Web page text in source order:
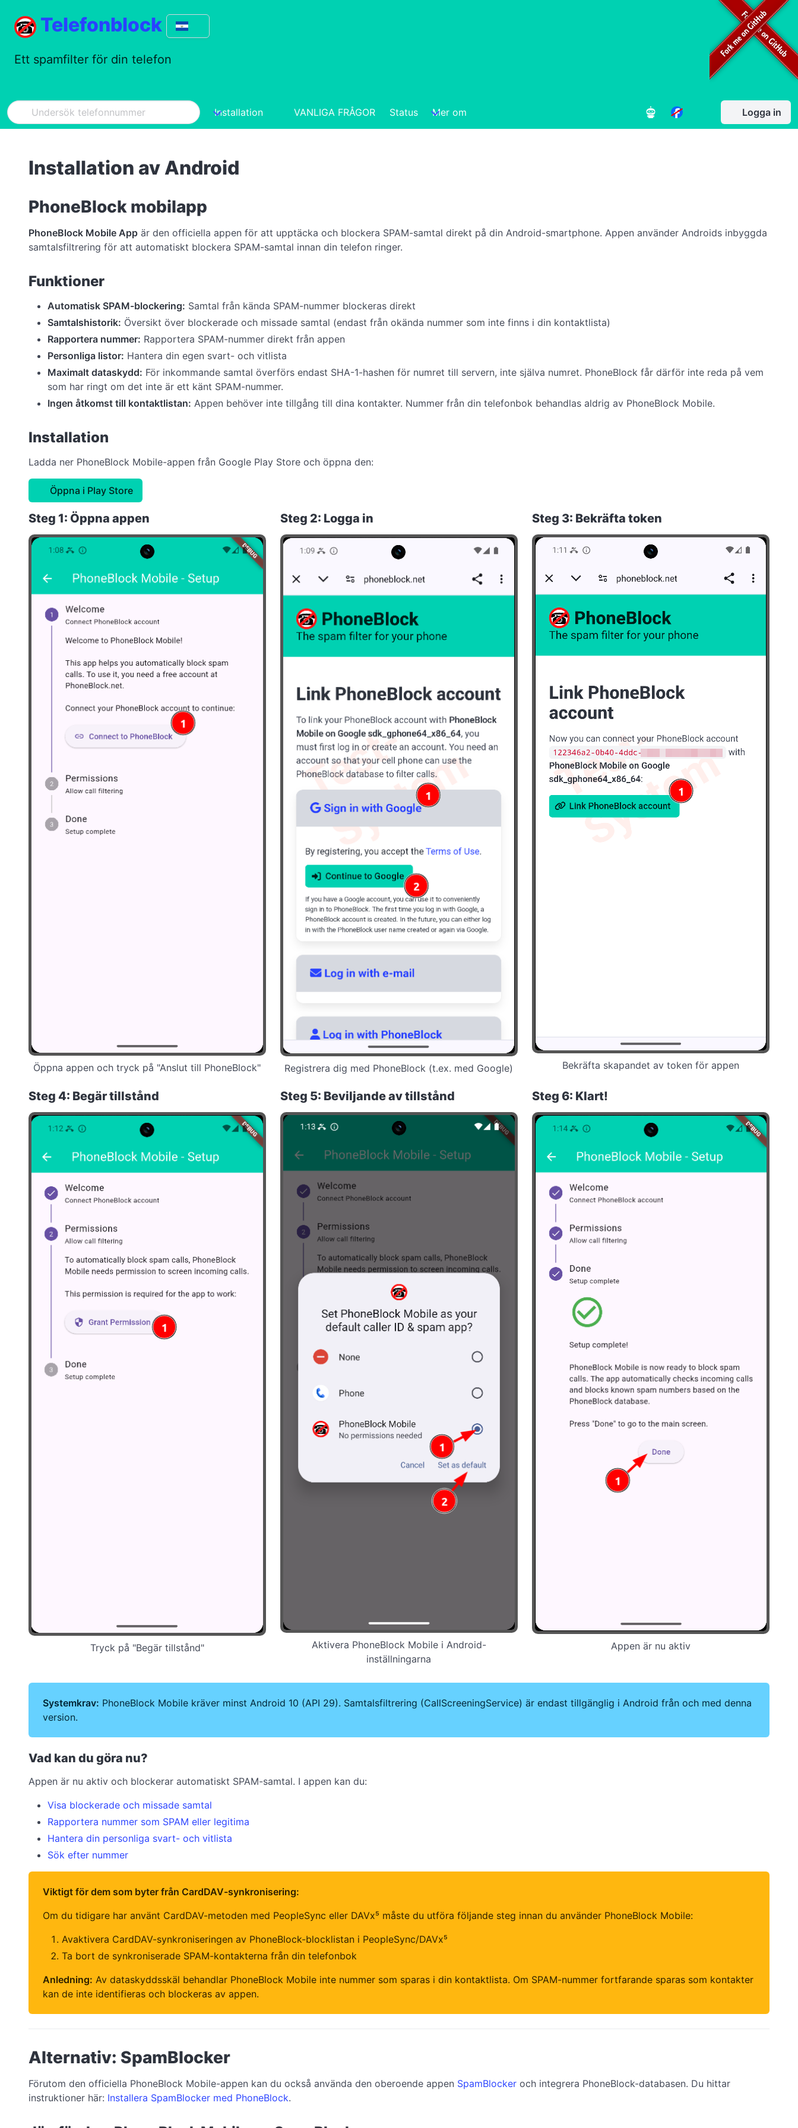
Telefonblock
Ett spamfilter för din telefon
Installation VANLIGA FRÅGOR Status Mer om Logga in
Installation av Android
PhoneBlock mobilapp
PhoneBlock Mobile App är den officiella appen för att upptäcka och blockera SPAM-samtal direkt på din Android-smartphone. Appen använder Androids inbyggda
samtalsfiltrering för att automatiskt blockera SPAM-samtal innan din telefon ringer.
Funktioner
Automatisk SPAM-blockering: Samtal från kända SPAM-nummer blockeras direkt
Samtalshistorik: Översikt över blockerade och missade samtal (endast från okända nummer som inte finns i din kontaktlista)
Rapportera nummer: Rapportera SPAM-nummer direkt från appen
Personliga listor: Hantera din egen svart- och vitlista
Maximalt dataskydd: För inkommande samtal överförs endast SHA-1-hashen för numret till servern, inte själva numret. PhoneBlock får därför inte reda på vem
som har ringt om det inte är ett känt SPAM-nummer.
Ingen åtkomst till kontaktlistan: Appen behöver inte tillgång till dina kontakter. Nummer från din telefonbok behandlas aldrig av PhoneBlock Mobile.
Installation
Ladda ner PhoneBlock Mobile-appen från Google Play Store och öppna den:
Öppna i Play Store
Steg 1: Öppna appen
Öppna appen och tryck på "Anslut till PhoneBlock"
Steg 2: Logga in
Registrera dig med PhoneBlock (t.ex. med Google)
Steg 3: Bekräfta token
Bekräfta skapandet av token för appen
Steg 4: Begär tillstånd
Tryck på "Begär tillstånd"
Steg 5: Beviljande av tillstånd
Aktivera PhoneBlock Mobile i Android-
inställningarna
Steg 6: Klart!
Appen är nu aktiv
Systemkrav: PhoneBlock Mobile kräver minst Android 10 (API 29). Samtalsfiltrering (CallScreeningService) är endast tillgänglig i Android från och med denna
version.
Vad kan du göra nu?
Appen är nu aktiv och blockerar automatiskt SPAM-samtal. I appen kan du:
Visa blockerade och missade samtal
Rapportera nummer som SPAM eller legitima
Hantera din personliga svart- och vitlista
Sök efter nummer
Viktigt för dem som byter från CardDAV-synkronisering:
Om du tidigare har använt CardDAV-metoden med PeopleSync eller DAVx⁵ måste du utföra följande steg innan du använder PhoneBlock Mobile:
Avaktivera CardDAV-synkroniseringen av PhoneBlock-blocklistan i PeopleSync/DAVx⁵
Ta bort de synkroniserade SPAM-kontakterna från din telefonbok
Anledning: Av dataskyddsskäl behandlar PhoneBlock Mobile inte nummer som sparas i din kontaktlista. Om SPAM-nummer fortfarande sparas som kontakter
kan de inte identifieras och blockeras av appen.
Alternativ: SpamBlocker
Förutom den officiella PhoneBlock Mobile-appen kan du också använda den oberoende appen SpamBlocker och integrera PhoneBlock-databasen. Du hittar
instruktioner här: Installera SpamBlocker med PhoneBlock.